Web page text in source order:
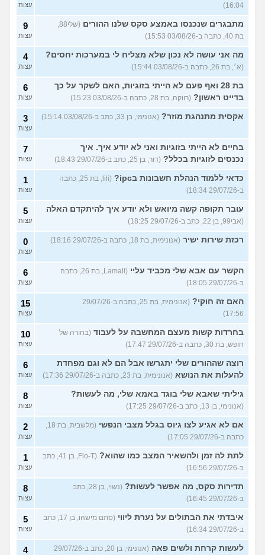
16:04)
עצות
מתבגרים שנכנסו באמצע סקס שלנו ההורים
(שלי88,
בת 40, כתבה ב-03/08/26 15:53)
9
עצות
מה אני עושה לא נכון שלא מצליח לי במערכות יחסים?
(א׳, בת 26, כתבה ב-03/08/26 15:44)
4
עצות
בת 28 ואף פעם לא הייתי בזוגיות, האם לשקר על כך
בדייט ראשון? (רווקה, בת 28, כתבה ב-03/08/26 15:23)
6
עצות
אקסית מתנהגת מוזר? (אנונימי, בן 33, כתב ב-03/08/26 15:14) 3
עצות
בחיים לא הייתי בזוגיות ואני לא יודע איך. איך
נכנסים לזוגיות בכלל? (דור, בן 25, כתב ב-29/07/26 18:43)
7
עצות
כדאי ללמוד הנהלת חשבונות בipc?
(lili, בת 25, כתבה
ב-29/07/26 18:34)
1
עצות
עובר תקופה קשה מיואש ולא יודע איך להיתקדם האלה
(אבי99, בן 22, כתב ב-29/07/26 18:25)
5
עצות
רכזת שירות ישיר (אנונימית, בת 18, כתבה ב-29/07/26 18:16) 0
עצות
הקשר עם אבא שלי מכביד עליי
(Lamali, בת 26, כתבה
ב-29/07/26 18:05)
6
עצות
האם זה חוקי?
(אנונימית, בת 25, כתבה ב-29/07/26
17:56)
15
עצות
בחרדות קשות מעצם המחשבה על לעבוד (בחורה של
חופש, בת 30, כתבה ב-29/07/26 17:47)
10
עצות
רוצה שההורים שלי יתגרשו אבל הם לא וגם מפחדת
להעלות את הנושא (אנונימית, בת 23, כתבה ב-29/07/26 17:36)
6
עצות
גיליתי שאבא שלי בוגד באמא שלי, מה לעשות?
(אנונימי, בן 13, כתב ב-29/07/26 17:25)
8
עצות
אם לא אגיע לצו גיוס בגלל מצבי הנפשי
(מלשבית, בת 18,
כתבה ב-29/07/26 17:05)
2
עצות
לתת לה זמן ולהשאיר המצב כמו שהוא?
(Flo-T, בן 41, כתב
ב-29/07/26 16:56)
1
עצות
תדירות סקס, מה אפשר לעשות?
(נשוי, בן 28, כתב
ב-29/07/26 16:45)
8
עצות
איבדתי את הבתולים על נערת ליווי
(סתם מישהו, בן 17, כתב
ב-29/07/26 16:34)
5
עצות
לעשות קרחת ולשים פאה (אנונימי, בן 20, כתב ב-29/07/26 4